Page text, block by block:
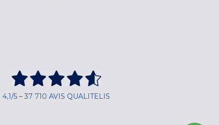
4,1/5 – 37 710 AVIS QUALITELIS